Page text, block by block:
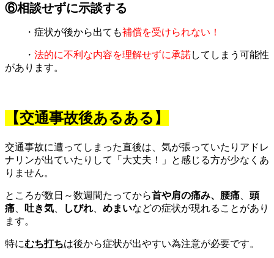
⑥相談せずに示談する
・症状が後から出ても補償を受けられない！
・ 法的に不利な内容を理解せずに承諾してしまう可能性
があります。
【交通事故後あるある】
交通事故に遭ってしまった直後は、気が張っていたりアドレ
ナリンが出ていたりして「大丈夫！」と感じる方が少なくあ
りません。
ところが数日～数週間たってから首や肩の痛み、腰痛
頭
痛
吐き気 しびれ めまいなどの症状が現れることがあり
ます。
特にむち打ちは後から症状が出やすい為注意が必要です。